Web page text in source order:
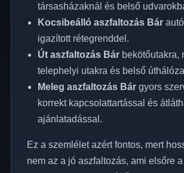
társasházaknál és belső
Kocsibeálló aszfaltozás Bár
igazított rétegrenddel.
Út aszfaltozás Bárbekötőutakra,
telephelyi utakra és belső
Meleg aszfaltozás Bárgyors
korrekt kapcsolattartással és
ajánlatadással.
Ez a szemlélet azért fontos, mert
nem az a jó aszfaltozás, ami elsőre